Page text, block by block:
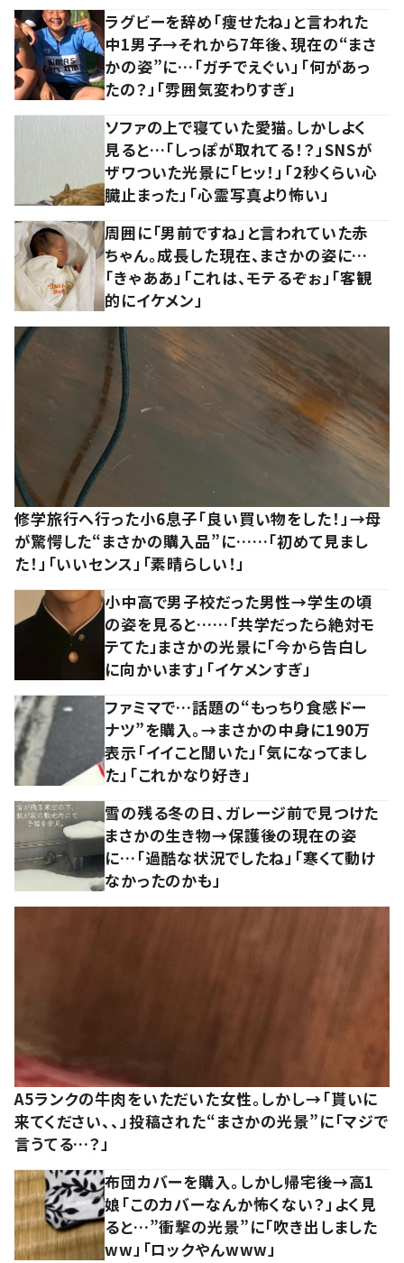
ラグビーを辞め「痩せたね」と言われた
中1男子→それから7年後、現在の“まさ
かの姿”に…「ガチでえぐい」「何があっ
たの？」「雰囲気変わりすぎ」
ソファの上で寝ていた愛猫。しかしよく
見ると…「しっぽが取れてる！？」SNSが
ザワついた光景に「ヒッ！」「2秒くらい心
臓止まった」「心霊写真より怖い」
周囲に「男前ですね」と言われていた赤
ちゃん。成長した現在、まさかの姿に…
「きゃああ」「これは、モテるぞぉ」「客観
的にイケメン」
修学旅行へ行った小6息子「良い買い物をした！」→母
が驚愕した“まさかの購入品”に……「初めて見まし
た！」「いいセンス」「素晴らしい！」
小中高で男子校だった男性→学生の頃
の姿を見ると……「共学だったら絶対モ
テてた」まさかの光景に「今から告白し
に向かいます」「イケメンすぎ」
ファミマで…話題の“もっちり食感ドー
ナツ”を購入。→まさかの中身に190万
表示「イイこと聞いた」「気になってまし
た」「これかなり好き」
雪の残る冬の日、ガレージ前で見つけた
まさかの生き物→保護後の現在の姿
に…「過酷な状況でしたね」「寒くて動け
なかったのかも」
A5ランクの牛肉をいただいた女性。しかし→「貰いに
来てください、、」投稿された“まさかの光景”に「マジで
言うてる…？」
布団カバーを購入。しかし帰宅後→高1
娘「このカバーなんか怖くない？」よく見
ると…”衝撃の光景”に「吹き出しました
ww」「ロックやんwww」